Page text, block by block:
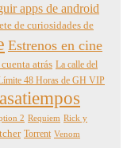
apps de android
de curiosidades de
Estrenos en cine
atrás La calle del
48 Horas de GH VIP
2 Requiem Rick y
Torrent Venom